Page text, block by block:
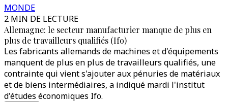
MONDE
2 MIN DE LECTURE
Allemagne: le secteur manufacturier manque de plus en
plus de travailleurs qualifiés (Ifo)
Les fabricants allemands de machines et d'équipements
manquent de plus en plus de travailleurs qualifiés, une
contrainte qui vient s'ajouter aux pénuries de matériaux
et de biens intermédiaires, a indiqué mardi l'institut
d'études économiques Ifo.